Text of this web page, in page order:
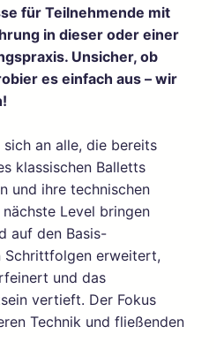
für Teilnehmende mit
in dieser oder einer
Unsicher, ob
es einfach aus – wir
an alle, die bereits
klassischen Balletts
und ihre technischen
Level bringen
auf den Basis-
Schrittfolgen erweitert,
und das
vertieft. Der Fokus
Technik und fließenden